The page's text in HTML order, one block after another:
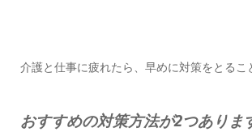
介護と仕事に疲れたら、早めに対策をとるこ
おすすめの対策方法が2つありま